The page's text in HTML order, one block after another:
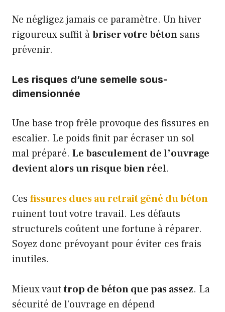
Ne négligez jamais ce paramètre. Un hiver
rigoureux suffit àbriser votre béton sans
prévenir.
Les risques d’une semelle sous-
dimensionnée
Une base trop frêle provoque des fissures en
escalier. Le poids finit par écraser un sol
mal préparé. Le basculement de l’ouvrage
devient alors un risque bien réel.
Ces fissures dues au retrait gêné du béton
ruinent tout votre travail. Les défauts
structurels coûtent une fortune à réparer.
Soyez donc prévoyant pour éviter ces frais
inutiles.
Mieux vauttrop de béton que pas assez. La
sécurité de l’ouvrage en dépend